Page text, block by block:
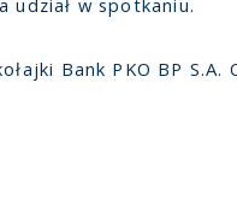
Bank PKO BP